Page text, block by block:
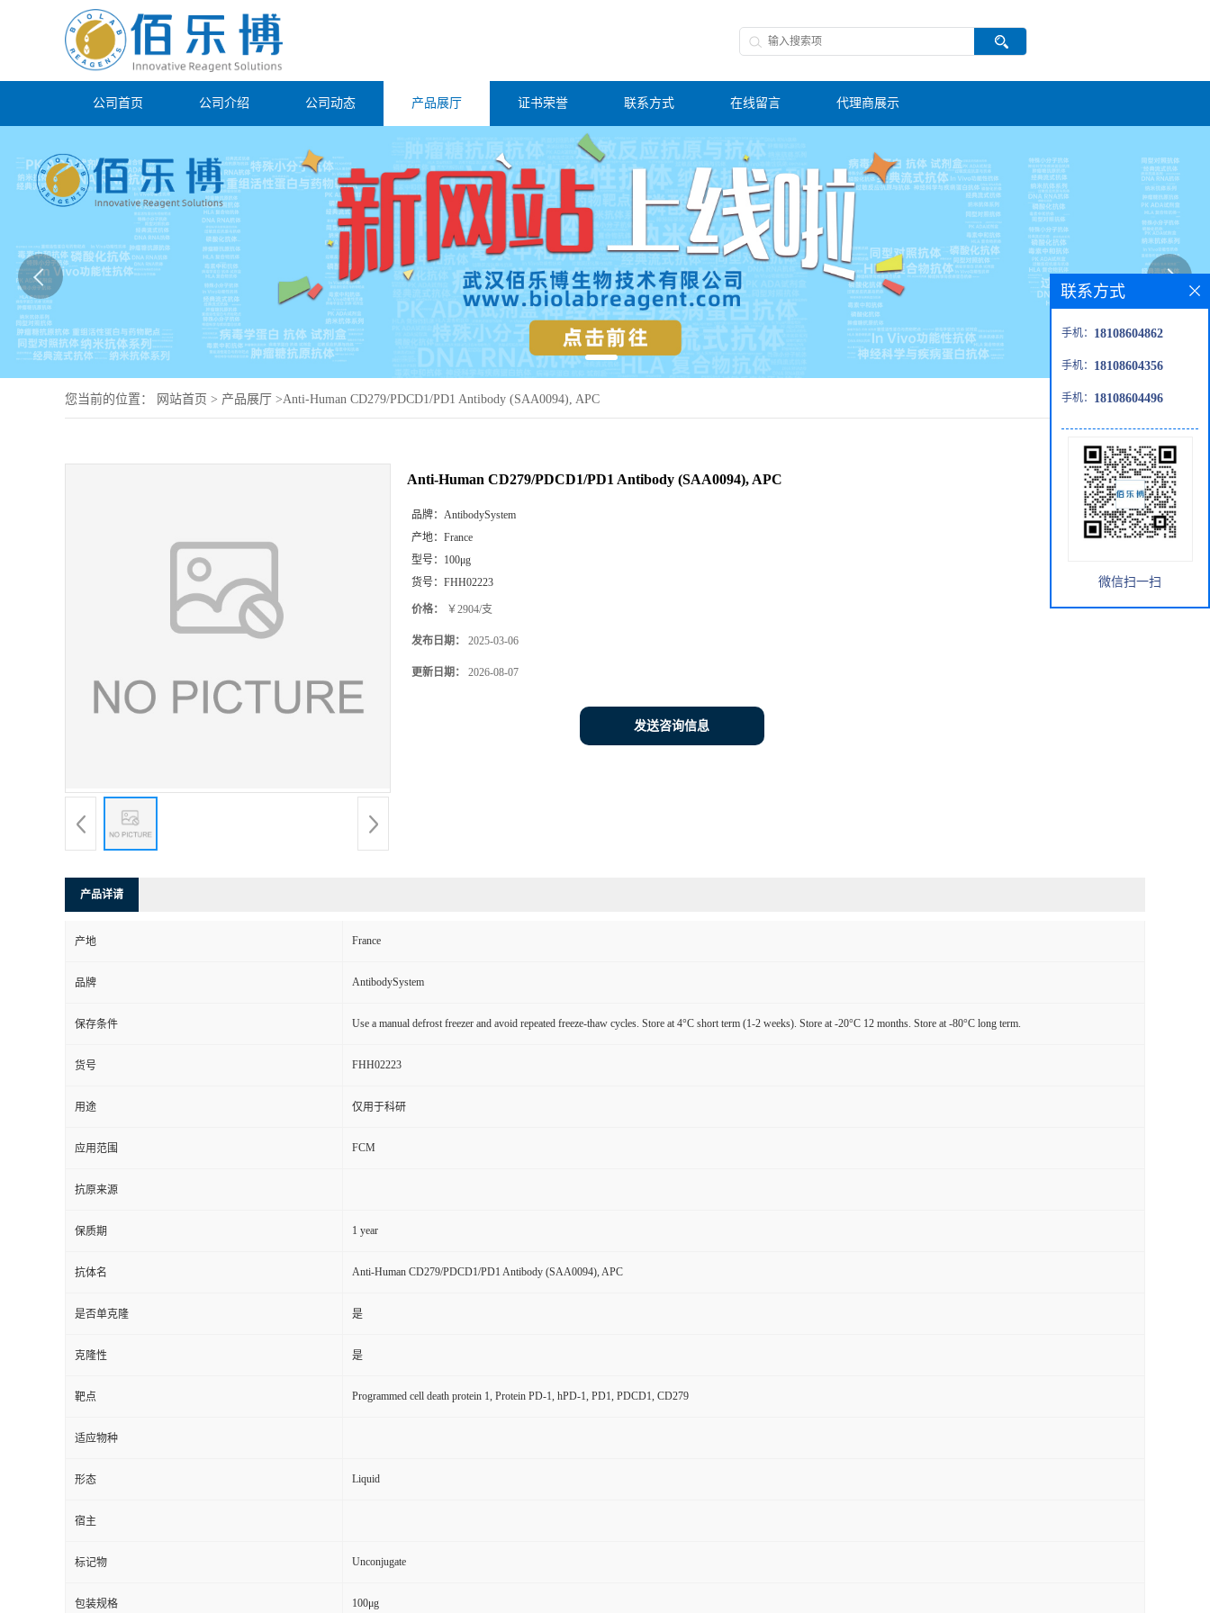
公司首页 公司介绍 公司动态 产品展厅 证书荣誉 联系方式 在线留言 代理商展示
您当前的位置： 网站首页 > 产品展厅 >Anti-Human CD279/PDCD1/PD1 Antibody (SAA0094), APC
Anti-Human CD279/PDCD1/PD1 Antibody (SAA0094), APC
品牌： AntibodySystem
产地： France
型号： 100μg
货号： FHH02223
价格： ￥2904/支
发布日期： 2025-03-06
更新日期： 2026-08-07
发送咨询信息
产品详请
产地 France
品牌 AntibodySystem
保存条件 Use a manual defrost freezer and avoid repeated freeze-thaw cycles. Store at 4°C short term (1-2 weeks). Store at -20°C 12 months. Store at -80°C long term.
货号 FHH02223
用途 仅用于科研
应用范围 FCM
抗原来源
保质期 1 year
抗体名 Anti-Human CD279/PDCD1/PD1 Antibody (SAA0094), APC
是否单克隆 是
克隆性 是
靶点 Programmed cell death protein 1, Protein PD-1, hPD-1, PD1, PDCD1, CD279
适应物种
形态 Liquid
宿主
标记物 Unconjugate
包装规格 100μg
联系方式
手机： 18108604862
手机： 18108604356
手机： 18108604496
微信扫一扫